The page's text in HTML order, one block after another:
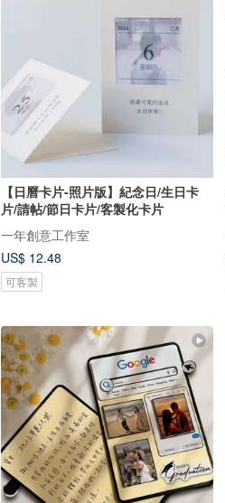
【日曆卡片-照片版】紀念日/生日卡
片/請帖/節日卡片/客製化卡片
一年創意工作室
US$ 12.48
可客製